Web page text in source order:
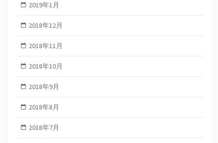
2019年1月
2018年12月
2018年11月
2018年10月
2018年9月
2018年8月
2018年7月